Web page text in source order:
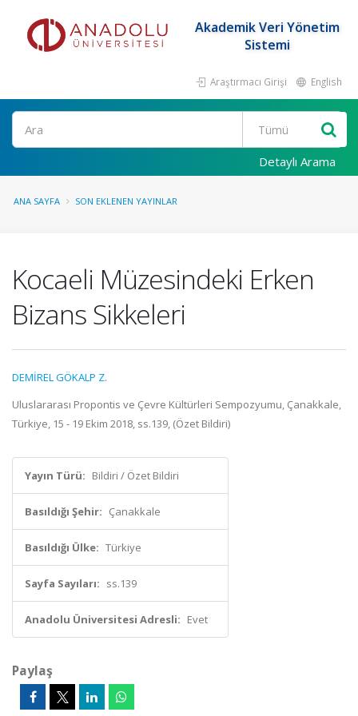
Akademik Veri Yönetim
Sistemi
Araştırmacı Girişi English
Ara
Detaylı Arama
ANA SAYFA SON EKLENEN YAYINLAR
Kocaeli Müzesindeki Erken
Bizans Sikkeleri
DEMİREL GÖKALP Z.
Uluslararası Propontis ve Çevre Kültürleri Sempozyumu, Çanakkale,
Türkiye, 15 - 19 Ekim 2018, ss.139, (Özet Bildiri)
Yayın Türü: Bildiri / Özet Bildiri
Basıldığı Şehir: Çanakkale
Basıldığı Ülke: Türkiye
Sayfa Sayıları: ss.139
Anadolu Üniversitesi Adresli: Evet
Paylaş